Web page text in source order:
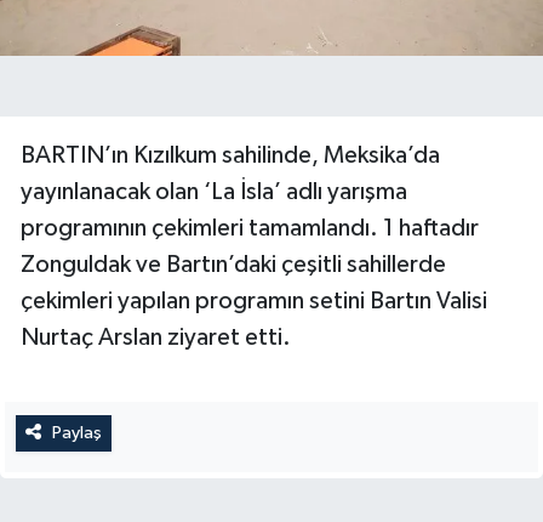
BARTIN’ın Kızılkum sahilinde, Meksika’da
yayınlanacak olan ‘La İsla’ adlı yarışma
programının çekimleri tamamlandı. 1 haftadır
Zonguldak ve Bartın’daki çeşitli sahillerde
çekimleri yapılan programın setini Bartın Valisi
Nurtaç Arslan ziyaret etti.
Paylaş
DÜNYA